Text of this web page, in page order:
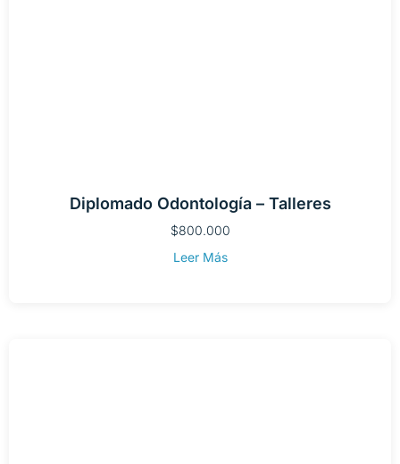
Diplomado Odontología – Talleres
$800.000
Leer Más